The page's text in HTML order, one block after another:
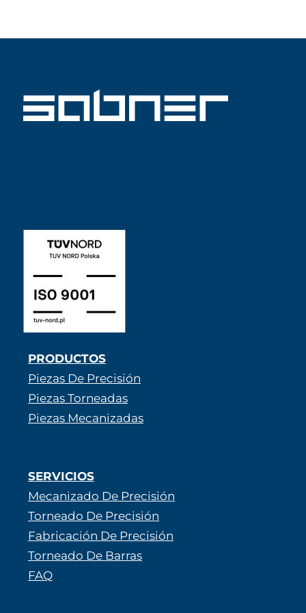
PRODUCTOS
Piezas De Precisión
Piezas Torneadas
Piezas Mecanizadas
SERVICIOS
Mecanizado De Precisión
Torneado De Precisión
Fabricación De Precisión
Torneado De Barras
FAQ